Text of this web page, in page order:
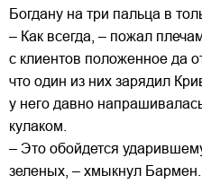
Богдану на три пальца в
– Как всегда, – пожал
с клиентов положенное да
что один из них зарядил
у него давно
кулаком.
– Это обойдется
зеленых, – хмыкнул